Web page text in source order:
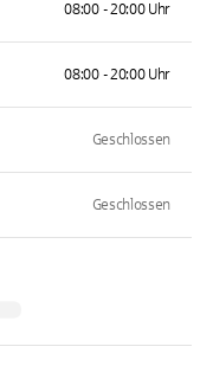
08:00 - 20:00 Uhr
08:00 - 20:00 Uhr
Geschlossen
Geschlossen